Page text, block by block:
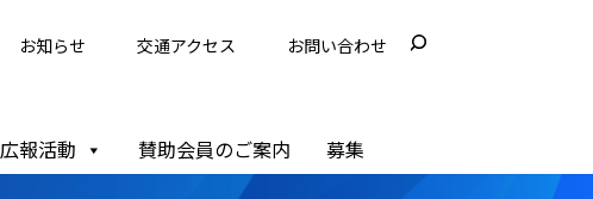
お知らせ 交通アクセス お問い合わせ
広報活動 賛助会員のご案内 募集